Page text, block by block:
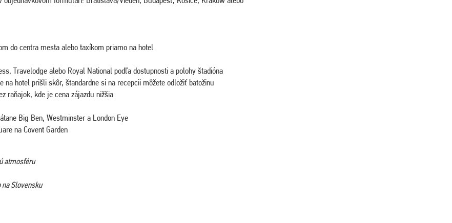
do centra mesta alebo taxíkom priamo na hotel
Travelodge alebo Royal National podľa dostupnosti a polohy štadióna
hotel prišli skôr, štandardne si na recepcii môžete odložiť batožinu
raňajok, kde je cena zájazdu nižšia
Big Ben, Westminster a London Eye
na Covent Garden
atmosféru
na Slovensku